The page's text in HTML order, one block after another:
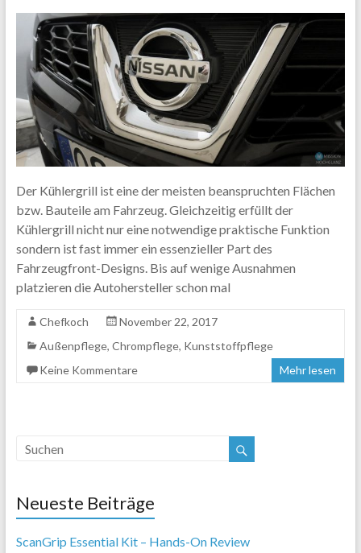
Der Kühlergrill ist eine der meisten beanspruchten Flächen
bzw. Bauteile am Fahrzeug. Gleichzeitig erfüllt der
Kühlergrill nicht nur eine notwendige praktische Funktion
sondern ist fast immer ein essenzieller Part des
Fahrzeugfront-Designs. Bis auf wenige Ausnahmen
platzieren die Autohersteller schon mal
Chefkoch
November 22, 2017
Außenpflege, Chrompflege, Kunststoffpflege
Keine Kommentare
Mehr lesen
Neueste Beiträge
ScanGrip Essential Kit – Hands-On Review